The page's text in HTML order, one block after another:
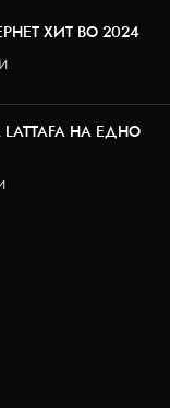
ХИТ ВО 2024
НА ЕДНО